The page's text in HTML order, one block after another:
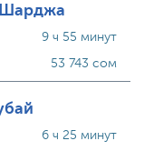
9 ч 55 минут
53 743 сом
6 ч 25 минут